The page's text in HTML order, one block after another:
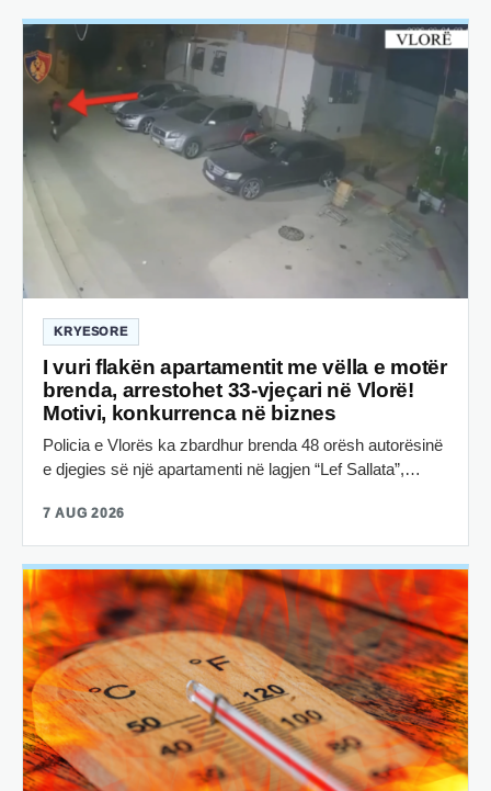
KRYESORE
I vuri flakën apartamentit me vëlla e motër
brenda, arrestohet 33-vjeçari në Vlorë!
Motivi, konkurrenca në biznes
Policia e Vlorës ka zbardhur brenda 48 orësh autorësinë
e djegies së një apartamenti në lagjen “Lef Sallata”,…
7 AUG 2026